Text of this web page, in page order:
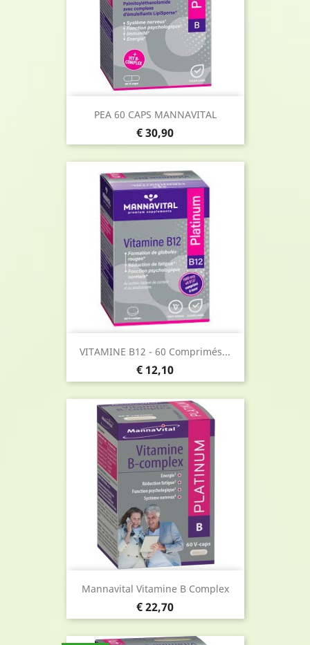
PEA 60 CAPS MANNAVITAL
Prijs
€ 30,90
VITAMINE B12 - 60 Comprimés...
Prijs
€ 12,10
Mannavital Vitamine B Complex
Prijs
€ 22,70